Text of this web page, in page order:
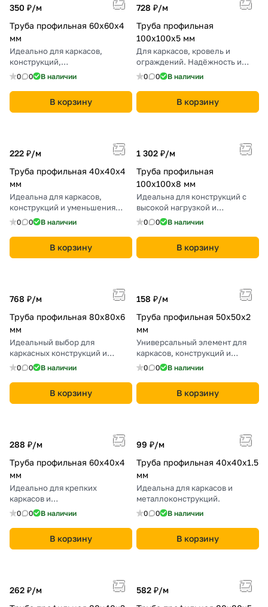
350 ₽/м
Труба профильная 60х60х4
мм
Идеально для каркасов,
конструкций,
металлоконструкций. Высокая
0 0 В наличии
В корзину
728 ₽/м
Труба профильная
100х100х5 мм
Для каркасов, кровель и
ограждений. Надёжность и
долговечность.
0 0 В наличии
В корзину
222 ₽/м
Труба профильная 40х40х4
мм
Идеальна для каркасов,
конструкций и уменьшения
веса металлоконструкций.
0 0 В наличии
В корзину
1 302 ₽/м
Труба профильная
100х100х8 мм
Идеальна для конструкций с
высокой нагрузкой и
устойчивостью.
0 0 В наличии
В корзину
768 ₽/м
Труба профильная 80х80х6
мм
Идеальный выбор для
каркасных конструкций и
металлоконструкций.
0 0 В наличии
В корзину
158 ₽/м
Труба профильная 50х50х2
мм
Универсальный элемент для
каркасов, конструкций и
сварных изделий.
0 0 В наличии
В корзину
288 ₽/м
Труба профильная 60х40х4
мм
Идеально для крепких
каркасов и
металлоконструкций в
0 0 В наличии
В корзину
99 ₽/м
Труба профильная 40х40х1.5
мм
Идеальна для каркасов и
металлоконструкций.
0 0 В наличии
В корзину
262 ₽/м
582 ₽/м